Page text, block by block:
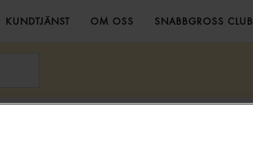
KUNDTJÄNST OM OSS SNABBGROSS CLUB